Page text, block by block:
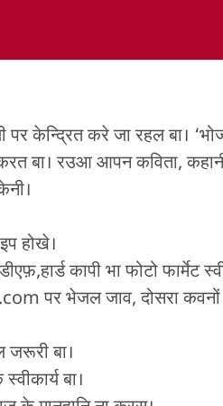
पर केन्द्रित करे जा रहल बा।
बा। रउआ आपन कविता,
होखे।
कापी भा फोटो फार्मेट
पर भेजल जाव, दोसरा
बा।
बा।